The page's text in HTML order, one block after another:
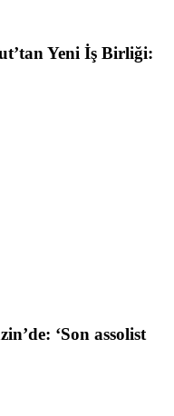
Yeni İş Birliği:
‘Son assolist